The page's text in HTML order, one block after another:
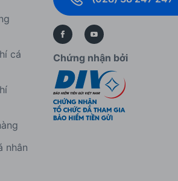
cá
nhân
Chứng nhận bởi